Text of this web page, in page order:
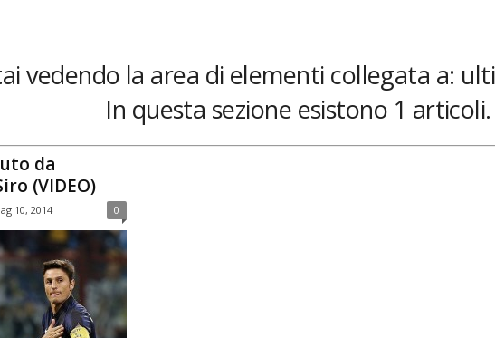
vedendo la area di elementi collegata a:
In questa sezione esistono 1 articoli.
da
(VIDEO)
10, 2014 0